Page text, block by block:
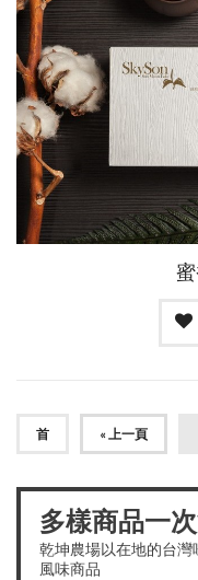
首 « 上一頁
多樣商品一
乾坤農場以在地的台
風味商品